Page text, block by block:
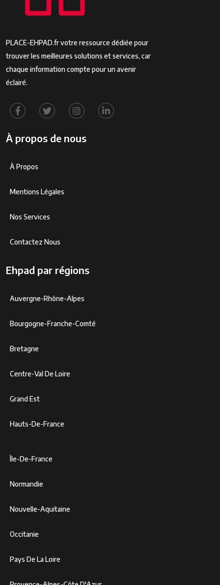
PLACE-EHPAD.fr votre ressource dédiée pour
trouver les meilleures solutions et services, car
chaque information compte pour un avenir
éclairé.
À propos de nous
À Propos
Mentions Légales
Nos Services
Contactez Nous
Ehpad par régions
Auvergne-Rhône-Alpes
Bourgogne-Franche-Comté
Bretagne
Centre-Val De Loire
Grand Est
Hauts-De-France
Île-De-France
Normandie
Nouvelle-Aquitaine
Occitanie
Pays De La Loire